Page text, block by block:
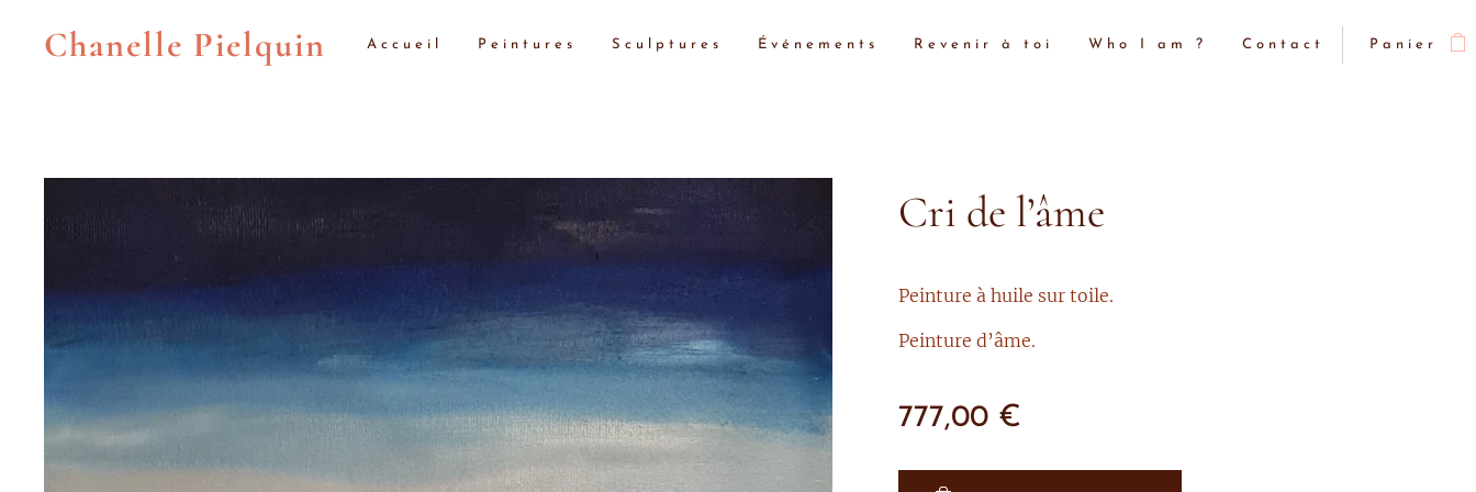
Chanelle Pielquin Accueil Peintures Sculptures Événements Revenir à toi Who I am ? Contact Panier
Cri de l’âme
Peinture à huile sur toile.
Peinture d’âme.
777,00 €